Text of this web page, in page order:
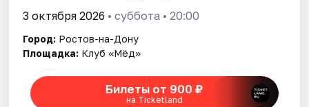
3 октября 2026 • суббота • 20:00
Город: Ростов-на-Дону
Площадка: Клуб «Мёд»
Билеты от 900 ₽
на Ticketland